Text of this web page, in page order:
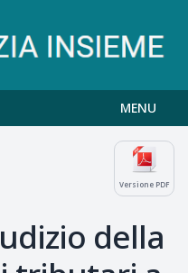
MENU
Versione PDF
della